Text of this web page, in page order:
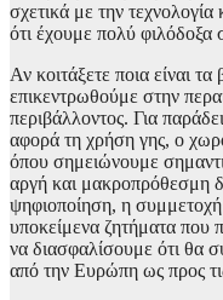
σχετικά με την
ότι έχουμε πολύ φιλόδοξα
Αν κοιτάξετε ποια είναι
επικεντρωθούμε στην
περιβάλλοντος. Για
αφορά τη χρήση γης, ο
όπου σημειώνουμε
αργή και μακροπρόθεσμη
ψηφιοποίηση, η συμμετοχή
υποκείμενα ζητήματα που
να διασφαλίσουμε ότι θα
από την Ευρώπη ως προς